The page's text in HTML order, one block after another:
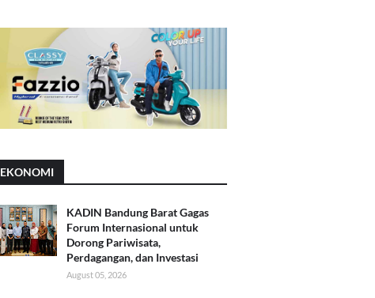
EKONOMI
KADIN Bandung Barat Gagas
Forum Internasional untuk
Dorong Pariwisata,
Perdagangan, dan Investasi
August 05, 2026